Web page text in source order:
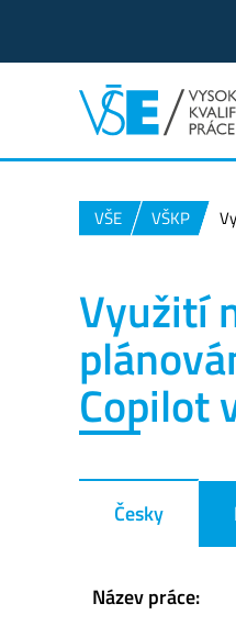
VŠE VŠKP
Využití
Copilot
Česky
Název práce: